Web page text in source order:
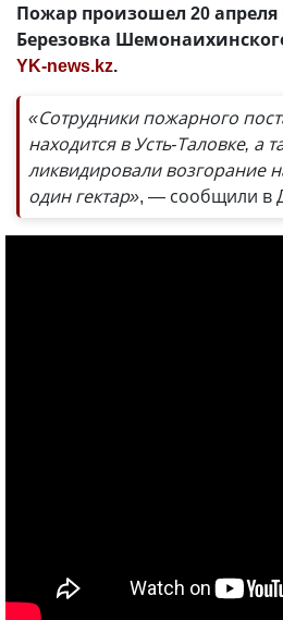
Пожар произошел 20 апреля
Березовка
YK-news.kz.
«Сотрудники пожарного
находится в Усть-Таловке, а
ликвидировали возгорание
один гектар», — сообщили в